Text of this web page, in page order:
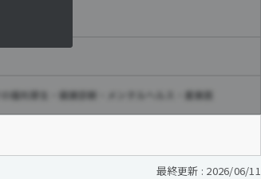
最終更新 : 2026/06/11